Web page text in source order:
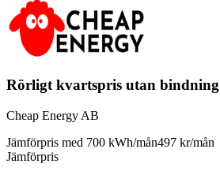
Rörligt kvartspris utan bindning
Cheap Energy AB
Jämförpris med 700 kWh/mån497 kr/mån
Jämförpris